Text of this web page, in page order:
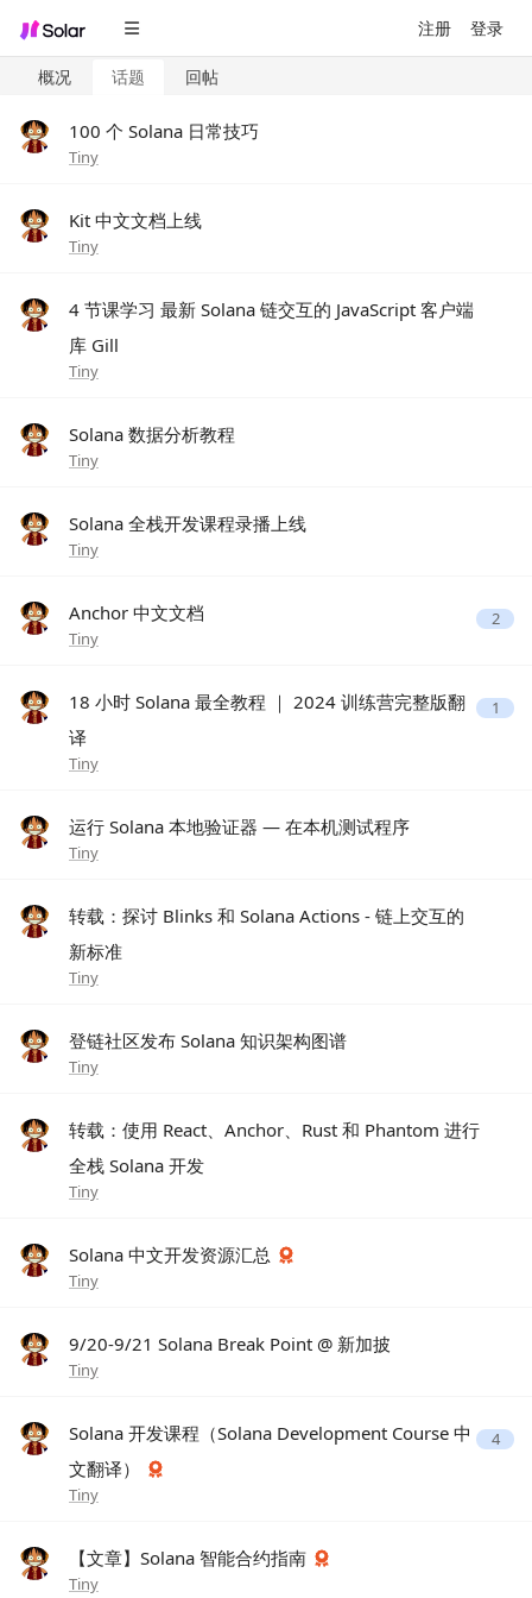
注册 登录
概况 话题 回帖
100 个 Solana 日常技巧
Tiny
Kit 中文文档上线
Tiny
4 节课学习 最新 Solana 链交互的 JavaScript 客户端
库 Gill
Tiny
Solana 数据分析教程
Tiny
Solana 全栈开发课程录播上线
Tiny
Anchor 中文文档
Tiny
2
18 小时 Solana 最全教程 ｜ 2024 训练营完整版翻
译
Tiny
1
运行 Solana 本地验证器 — 在本机测试程序
Tiny
转载：探讨 Blinks 和 Solana Actions - 链上交互的
新标准
Tiny
登链社区发布 Solana 知识架构图谱
Tiny
转载：使用 React、Anchor、Rust 和 Phantom 进行
全栈 Solana 开发
Tiny
Solana 中文开发资源汇总
Tiny
9/20-9/21 Solana Break Point @ 新加披
Tiny
Solana 开发课程（Solana Development Course 中
文翻译）
Tiny
4
【文章】Solana 智能合约指南
Tiny